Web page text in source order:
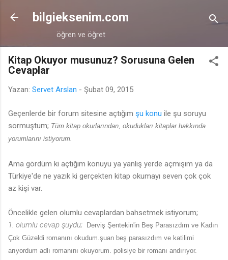
Ana içeriğe atla
bilgieksenim.com
öğren ve öğret
Kitap Okuyor musunuz? Sorusuna Gelen
Cevaplar
Yazan: Servet Arslan - Şubat 09, 2015
Geçenlerde bir forum sitesine açtığım şu konu ile şu soruyu
sormuştum; Tüm kitap okurlarından, okudukları kitaplar hakkında
yorumlarını istiyorum.
Ama gördüm ki açtığım konuyu ya yanlış yerde açmışım ya da
Türkiye'de ne yazık ki gerçekten kitap okumayı seven çok çok
az kişi var.
Öncelikle gelen olumlu cevaplardan bahsetmek istiyorum;
1. olumlu cevap şuydu; Derviş Şentekin'in Beş Parasızdım ve Kadın
Çok Güzeldi romanını okudum. şuan beş parasızdım ve katilimi
arıyordum adlı romanını okuyorum. polisiye bir romanı andırıyor.